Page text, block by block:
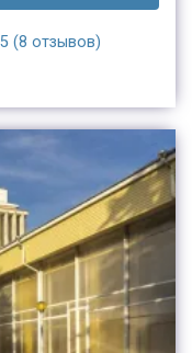
(8 отзывов)